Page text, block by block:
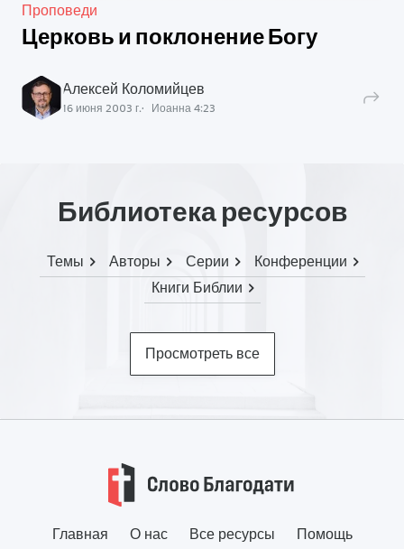
Проповеди
Церковь и поклонение Богу
Алексей Коломийцев
16 июня 2003 г. Иоанна 4:23
Библиотека ресурсов
Темы Авторы Серии
Конференции
Книги Библии
Просмотреть все
Главная О нас Все ресурсы Помощь